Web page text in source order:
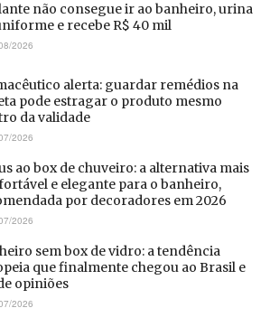
não consegue ir ao banheiro, urina
e recebe R$ 40 mil
2026
alerta: guardar remédios na
pode estragar o produto mesmo
da validade
2026
ao box de chuveiro: a alternativa mais
e elegante para o banheiro,
por decoradores em 2026
2026
sem box de vidro: a tendência
que finalmente chegou ao Brasil e
opiniões
2026